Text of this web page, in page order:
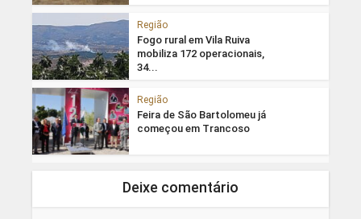
Região
Fogo rural em Vila Ruiva
mobiliza 172 operacionais,
34...
Região
Feira de São Bartolomeu já
começou em Trancoso
Deixe comentário